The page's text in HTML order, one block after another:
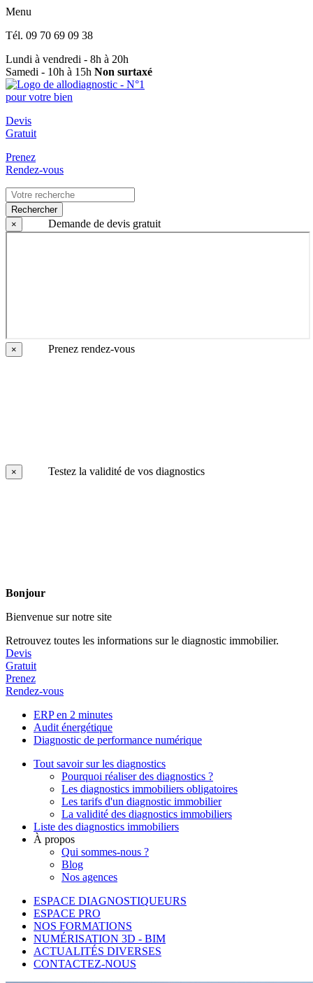
Menu
Tél. 09 70 69 09 38
Lundi à vendredi - 8h à 20h
Samedi - 10h à 15h Non surtaxé
Devis
Gratuit
Prenez
Rendez-vous
Rechercher
×
Demande de devis gratuit
× Prenez rendez-vous
× Testez la validité de vos diagnostics
Bonjour
Bienvenue sur notre site
Retrouvez toutes les informations sur le diagnostic immobilier.
Devis
Gratuit
Prenez
Rendez-vous
ERP en 2 minutes
Audit énergétique
Diagnostic de performance numérique
Tout savoir sur les diagnostics
Pourquoi réaliser des diagnostics ?
Les diagnostics immobiliers obligatoires
Les tarifs d'un diagnostic immobilier
La validité des diagnostics immobiliers
Liste des diagnostics immobiliers
À propos
Qui sommes-nous ?
Blog
Nos agences
ESPACE DIAGNOSTIQUEURS
ESPACE PRO
NOS FORMATIONS
NUMÉRISATION 3D - BIM
ACTUALITÉS DIVERSES
CONTACTEZ-NOUS